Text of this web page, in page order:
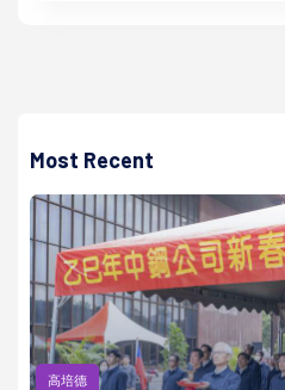
Most Recent
高培德